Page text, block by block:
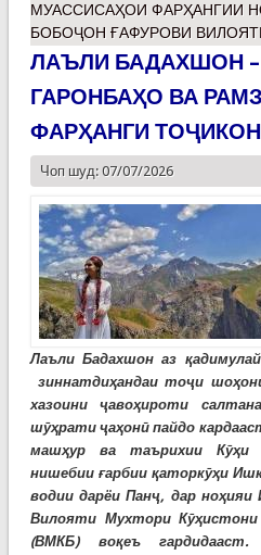
МУАССИСАҲОИ ФАРҲАНГИИ
БОБОҶОН ҒАФУРОВИ
ЛАЪЛИ БАДАХШОН –
ГАРОНБАҲО ВА
ФАРҲАНГИ ТОҶИКОН
Чоп шуд: 07/07/2026
Лаъли Бадахшон аз
зиннатдиҳандаи тоҷи
хазоини ҷавоҳироти
шӯҳрати ҷаҳонӣ пайдо
машҳур ва таърихии Кӯҳи
нишебии ғарбии қаторкӯҳи
водии дарёи Панҷ, дар
Вилояти Мухтори
(ВМКБ) воқеъ